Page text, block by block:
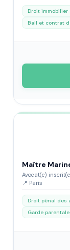
Droit immobilier
Bail et contrat
Maître
Avocat(e)
📍 Paris
Droit pénal des
Garde parentale